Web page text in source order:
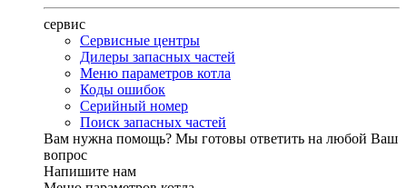
сервис
Сервисные центры
Дилеры запасных частей
Меню параметров котла
Коды ошибок
Серийный номер
Поиск запасных частей
Вам нужна помощь? Мы готовы ответить на любой Ваш
вопрос
Напишите нам